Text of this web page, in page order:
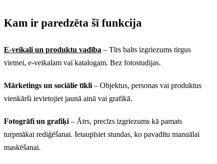
Kam ir paredzēta šī funkcija
E-veikali un produktu vadība – Tīrs balts izgriezums tirgus
vietnei, e-veikalam vai katalogam. Bez fotostudijas.
Mārketings un sociālie tīkli – Objektus, personas vai produktus
vienkārši ievietojiet jaunā ainā vai grafikā.
Fotogrāfi un grafiķi – Ātrs, precīzs izgriezums kā pamats
turpmākai rediģēšanai. Ietaupīsiet stundas, ko pavadītu manuālai
maskēšanai.